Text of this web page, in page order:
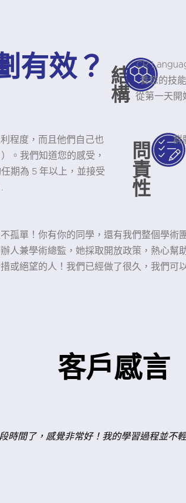
有效？ 結
構
CR
養您的技
從第一天開
程度，而且他們自己也
。我們知道您的感受，
期為 5 年以上，並接受
問
責
性
群
孤單！你有你的同學，還有我們整個學術
人兼學術總監，她採取開放政策，熱心幫
或絕望的人！我們已經做了很久，我們可
客戶感言
是值得的，而且還學到了一些額外的德語
的地方。2) 翻閱功課本上的摘錄。我經常